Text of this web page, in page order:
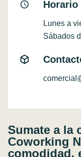
Horario
Lunes a
Sábados
Sumate a la
Coworking
comodidad,